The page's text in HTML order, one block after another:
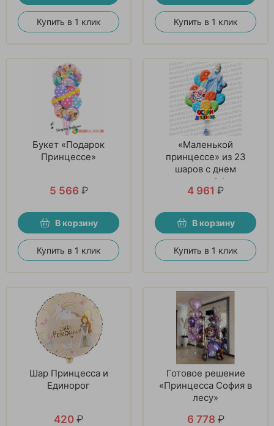
Купить в 1 клик Купить в 1 клик
Букет «Подарок
Принцессе»
5 566 ₽
В корзину
Купить в 1 клик
«Маленькой
принцессе» из 23
шаров с днем
рождения и 1 фигуры
4 961 ₽
В корзину
Купить в 1 клик
Шар Принцесса и
Единорог
420 ₽
Готовое решение
«Принцесса София в
лесу»
6 778 ₽